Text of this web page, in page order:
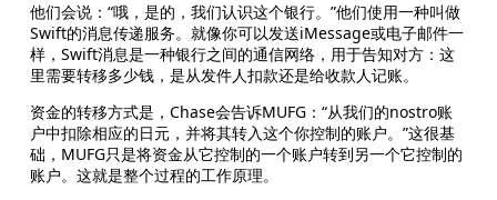
他们会说：“哦，是的，我们认识这个银行。”他们使用一种叫做
Swift的消息传递服务。就像你可以发送iMessage或电子邮件一
样，Swift消息是一种银行之间的通信网络，用于告知对方：这
里需要转移多少钱，是从发件人扣款还是给收款人记账。
资金的转移方式是，Chase会告诉MUFG：“从我们的nostro账
户中扣除相应的日元，并将其转入这个你控制的账户。”这很基
础，MUFG只是将资金从它控制的一个账户转到另一个它控制的
账户。这就是整个过程的工作原理。